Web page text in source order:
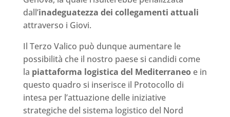
dall’inadeguatezza dei collegamenti attuali
attraverso i Giovi.
Il Terzo Valico può dunque aumentare le
possibilità che il nostro paese si candidi come
la piattaforma logistica del Mediterraneoe in
questo quadro si inserisce il Protocollo di
intesa per l’attuazione delle iniziative
strategiche del sistema logistico del Nord